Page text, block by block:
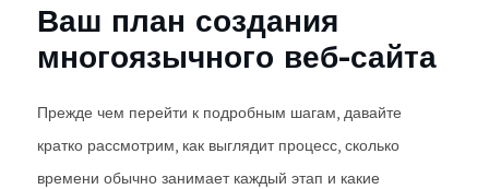
Ваш план создания
многоязычного веб-сайта
Прежде чем перейти к подробным шагам, давайте
кратко рассмотрим, как выглядит процесс, сколько
времени обычно занимает каждый этап и какие